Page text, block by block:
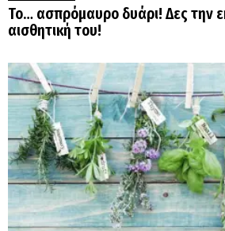
Το… ασπρόμαυρο δυάρι! Δες την
αισθητική του!